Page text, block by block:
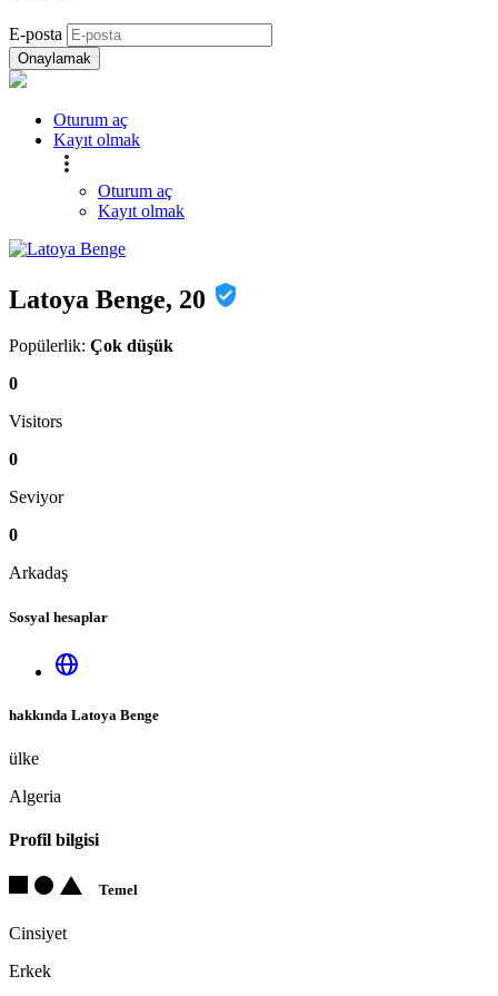
E-posta
Onaylamak
Oturum aç
Kayıt olmak
Oturum aç
Kayıt olmak
Latoya Benge, 20
Popülerlik: Çok düşük
0
Visitors
0
Seviyor
0
Arkadaş
Sosyal hesaplar
hakkında Latoya Benge
ülke
Algeria
Profil bilgisi
Temel
Cinsiyet
Erkek